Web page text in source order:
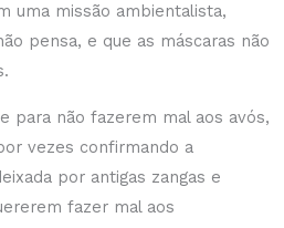
uma missão ambientalista,
pensa, e que as máscaras não
para não fazerem mal aos avós,
vezes confirmando a
por antigas zangas e
fazer mal aos